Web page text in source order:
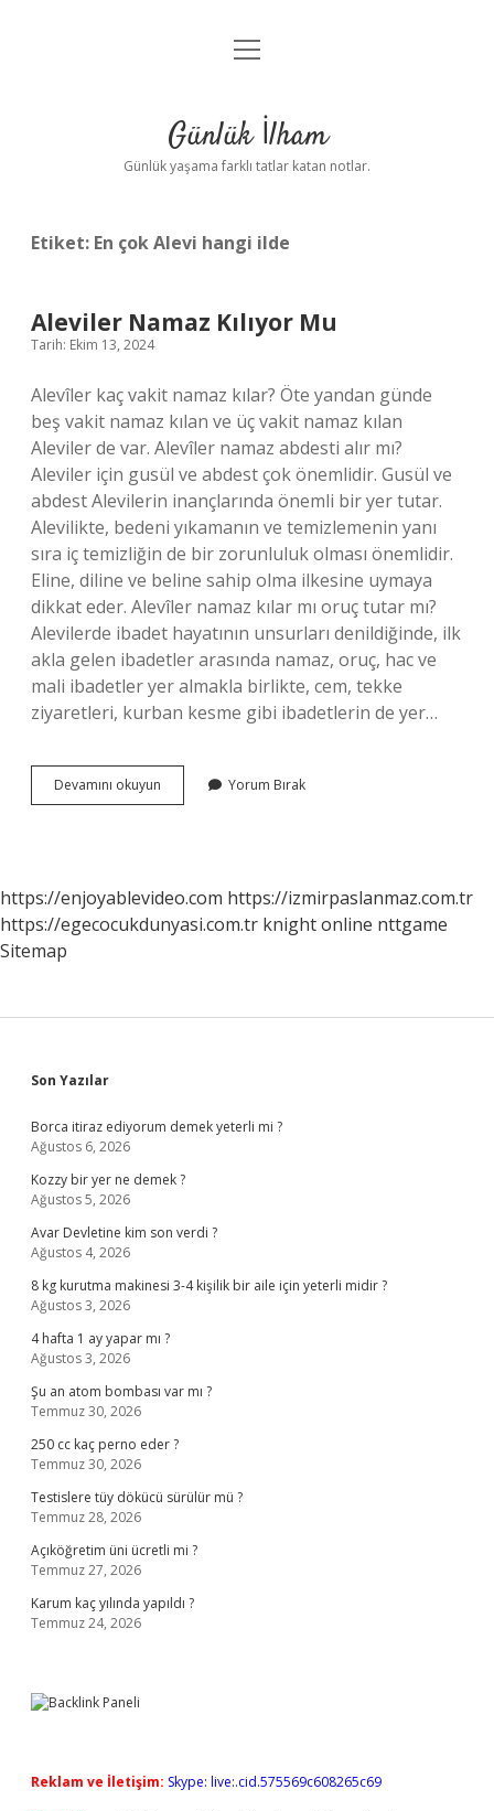
Anasayfa
Yasal Uyarı
menüyü
Günlük İlham
Günlük yaşama farklı tatlar katan notlar.
Etiket: En çok Alevi hangi ilde
Aleviler Namaz Kılıyor Mu
Tarih: Ekim 13, 2024
Alevîler kaç vakit namaz kılar? Öte yandan günde
beş vakit namaz kılan ve üç vakit namaz kılan
Aleviler de var. Alevîler namaz abdesti alır mı?
Aleviler için gusül ve abdest çok önemlidir. Gusül ve
abdest Alevilerin inançlarında önemli bir yer tutar.
Alevilikte, bedeni yıkamanın ve temizlemenin yanı
sıra iç temizliğin de bir zorunluluk olması önemlidir.
Eline, diline ve beline sahip olma ilkesine uymaya
dikkat eder. Alevîler namaz kılar mı oruç tutar mı?
Alevilerde ibadet hayatının unsurları denildiğinde, ilk
akla gelen ibadetler arasında namaz, oruç, hac ve
mali ibadetler yer almakla birlikte, cem, tekke
ziyaretleri, kurban kesme gibi ibadetlerin de yer…
Devamını okuyun
Namaz
Yorum Bırak
https://enjoyablevideo.com https://izmirpaslanmaz.com.tr
https://egecocukdunyasi.com.tr knight online nttgame
Sitemap
Sidebar
Son Yazılar
Borca itiraz ediyorum demek yeterli mi ?
Ağustos 6, 2026
Kozzy bir yer ne demek ?
Ağustos 5, 2026
Avar Devletine kim son verdi ?
Ağustos 4, 2026
8 kg kurutma makinesi 3-4 kişilik bir aile için yeterli midir ?
Ağustos 3, 2026
4 hafta 1 ay yapar mı ?
Ağustos 3, 2026
Şu an atom bombası var mı ?
Temmuz 30, 2026
250 cc kaç perno eder ?
Temmuz 30, 2026
Testislere tüy dökücü sürülür mü ?
Temmuz 28, 2026
Açıköğretim üni ücretli mi ?
Temmuz 27, 2026
Karum kaç yılında yapıldı ?
Temmuz 24, 2026
Reklam ve İletişim: Skype: live:.cid.575569c608265c69